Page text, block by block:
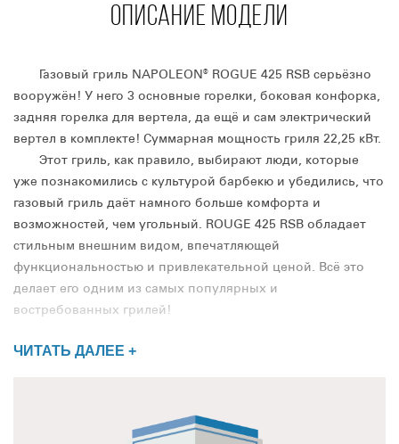
ОПИСАНИЕ МОДЕЛИ
Газовый гриль NAPOLEON® ROGUE 425 RSB серьёзно
вооружён! У него 3 основные горелки, боковая конфорка,
задняя горелка для вертела, да ещё и сам электрический
вертел в комплекте! Суммарная мощность гриля 22,25 кВт.
Этот гриль, как правило, выбирают люди, которые
уже познакомились с культурой барбекю и убедились, что
газовый гриль даёт намного больше комфорта и
возможностей, чем угольный. ROUGE 425 RSB обладает
стильным внешним видом, впечатляющей
функциональностью и привлекательной ценой. Всё это
делает его одним из самых популярных и
востребованных грилей!
Высота гриля с закрытой крышкой составляет 123 см., а
гриля при открытой крышке находится на отметке 160 см.
Крышка покрыта фарфоровой эмалью, а её
ЧИТАТЬ ДАЛЕЕ +